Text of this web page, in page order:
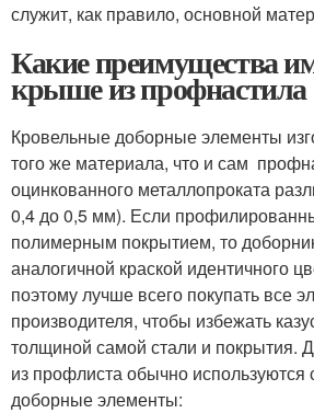
служит, как правило, основной
Какие преимущества
крыше из профнастила
Кровельные доборные элементы
того же материала, что и сам
оцинкованного металлопроката
0,4 до 0,5 мм). Если
полимерным покрытием, то
аналогичной краской идентичного
поэтому лучше всего покупать все
производителя, чтобы избежать
толщиной самой стали и покрытия.
из профлиста обычно
доборные элементы: